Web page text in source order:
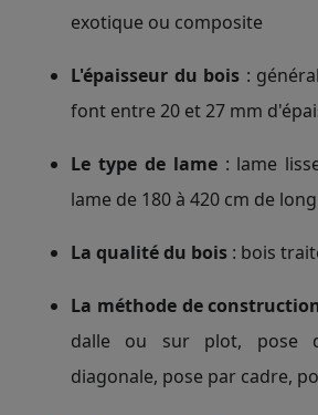
exotique ou composite
L'épaisseur du bois :
font entre 20 et 27 mm
Le type de lame: lame
lame de 180 à 420 cm de long
La qualité du bois : bois
La méthode de
dalle ou sur plot, pose
diagonale, pose par cadre,